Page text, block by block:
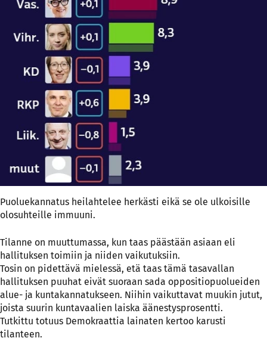
Puoluekannatus heilahtelee herkästi eikä se ole ulkoisille
olosuhteille immuuni.
Tilanne on muuttumassa, kun taas päästään asiaan eli
hallituksen toimiin ja niiden vaikutuksiin.
Tosin on pidettävä mielessä, etä taas tämä tasavallan
hallituksen puuhat eivät suoraan sada oppositiopuolueiden
alue- ja kuntakannatukseen. Niihin vaikuttavat muukin jutut,
joista suurin kuntavaalien laiska äänestysprosentti.
Tutkittu totuus Demokraattia lainaten kertoo karusti
tilanteen.